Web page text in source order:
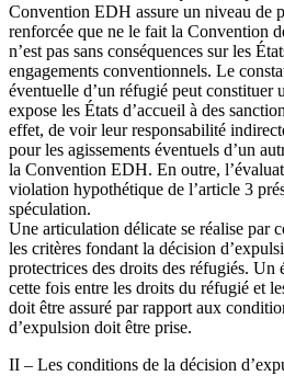
Convention EDH assure un niveau de
renforcée que ne le fait la Convention
n’est pas sans conséquences sur les
engagements conventionnels. Le
éventuelle d’un réfugié peut constituer
expose les États d’accueil à des
effet, de voir leur responsabilité
pour les agissements éventuels d’un
la Convention EDH. En outre,
violation hypothétique de l’article 3
spéculation.
Une articulation délicate se réalise par
les critères fondant la décision
protectrices des droits des réfugiés. Un
cette fois entre les droits du réfugié et
doit être assuré par rapport aux
d’expulsion doit être prise.
II – Les conditions de la décision